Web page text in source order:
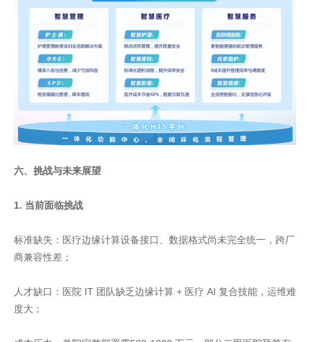
六、挑战与未来展望
1. 当前面临挑战
标准缺失：医疗边缘计算设备接口、数据格式尚未完全统一，跨厂
商兼容性差；
人才缺口：医院 IT 团队缺乏边缘计算 + 医疗 AI 复合技能，运维难
度大；